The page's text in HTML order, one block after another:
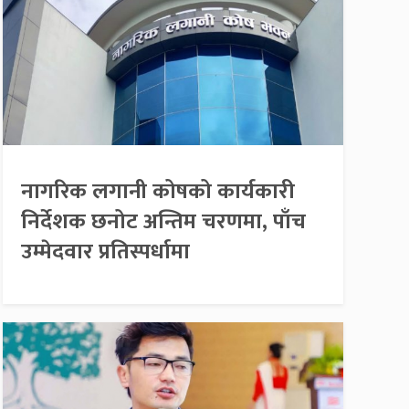
नागरिक लगानी कोषको कार्यकारी
निर्देशक छनोट अन्तिम चरणमा, पाँच
उम्मेदवार प्रतिस्पर्धामा